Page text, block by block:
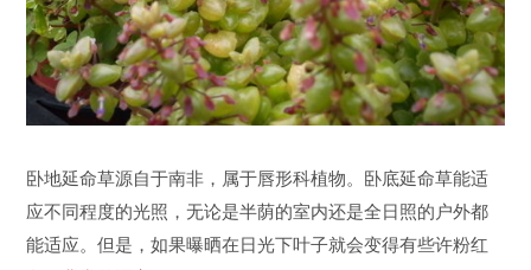
卧地延命草源自于南非，属于唇形科植物。卧底延命草能适
应不同程度的光照，无论是半荫的室内还是全日照的户外都
能适应。但是，如果曝晒在日光下叶子就会变得有些许粉红